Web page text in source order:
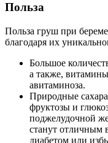
Польза
Польза груш при
благодаря их
Большое
а также,
авитаминоза.
Природные
фруктозы и
поджелудочной
станут отличным
диабетом или